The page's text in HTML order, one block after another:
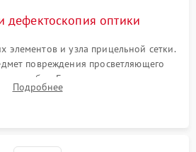
дефектоскопия оптики
элементов и узла прицельной сетки.
повреждения просветляющего
грибка. Бережная очистка стекол
целостности гравированной
Подробнее